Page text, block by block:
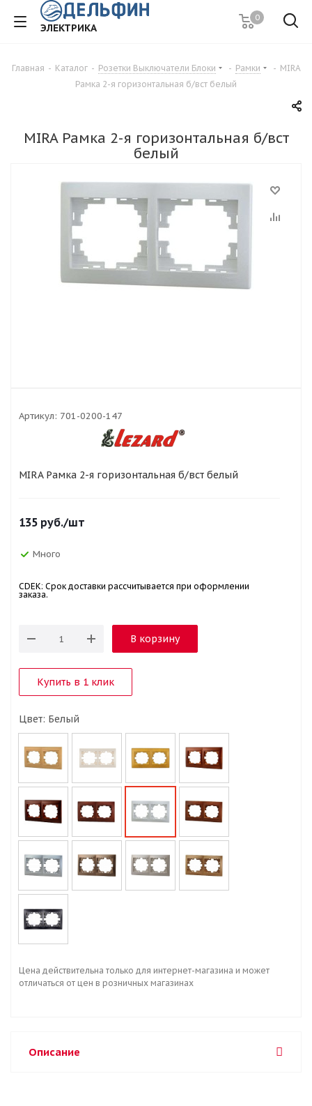
ЭЛЕКТРИКА
0
Главная - Каталог - Розетки Выключатели Блоки - Рамки - MIRA
Рамка 2-я горизонтальная б/вст белый
MIRA Рамка 2-я горизонтальная б/вст
белый
Артикул: 701-0200-147
MIRA Рамка 2-я горизонтальная б/вст белый
135 руб./шт
Много
CDEK: Срок доставки рассчитывается при оформлении
заказа.
В корзину
Купить в 1 клик
Цвет: Белый
Цена действительна только для интернет-магазина и может
отличаться от цен в розничных магазинах
Описание